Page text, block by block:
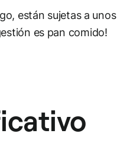
están sujetas a unos
es pan comido!